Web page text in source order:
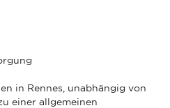
in Rennes, unabhängig von
einer allgemeinen